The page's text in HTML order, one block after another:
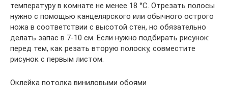
температуру в комнате не менее 18 °C. Отрезать полосы
нужно с помощью канцелярского или обычного острого
ножа в соответствии с высотой стен, но обязательно
делать запас в 7-10 см. Если нужно подбирать рисунок:
перед тем, как резать вторую полоску, совместите
рисунок с первым листом.
Оклейка потолка виниловыми обоями